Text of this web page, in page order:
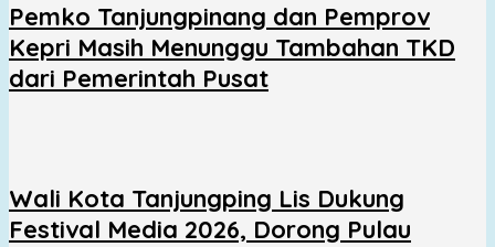
Pemko Tanjungpinang dan Pemprov
Kepri Masih Menunggu Tambahan TKD
dari Pemerintah Pusat
Wali Kota Tanjungping Lis Dukung
Festival Media 2026, Dorong Pulau